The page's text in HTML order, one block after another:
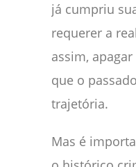
já cumpriu
requerer a
assim,
que o
trajetória.
Mas é